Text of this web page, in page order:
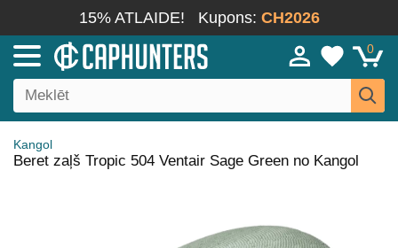
15% ATLAIDE! Kupons: CH2026
0
Kangol
Beret zaļš Tropic 504 Ventair Sage Green no Kangol